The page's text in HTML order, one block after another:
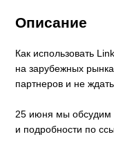
Описание
Как использовать
на зарубежных
партнеров и не
25 июня мы обсудим
и подробности по